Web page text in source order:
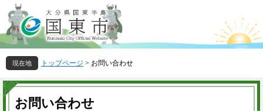
ー
ジ
の
先
頭
で
す
ニ
ュ
ー
を
飛
ば
し
トップページ > お問い合わせ
本
文
お問い合わせ